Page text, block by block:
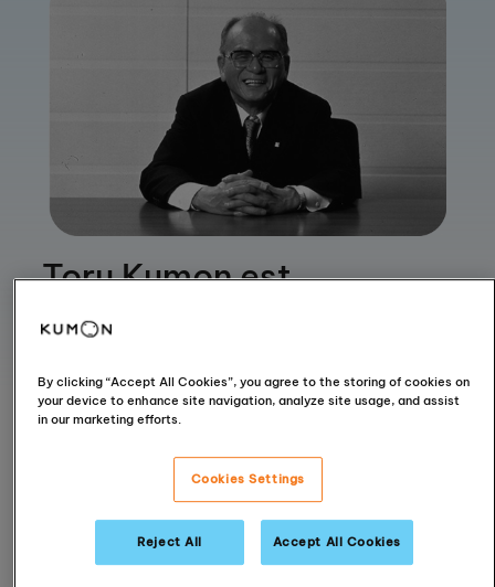
Toru Kumon est
convaincu que les
enseignants ont la
responsabilité de
favoriser un
apprentissage
autonome chez les
enfants.
By clicking “Accept All Cookies”, you agree to the storing of cookies on
your device to enhance site navigation, analyze site usage, and assist
in our marketing efforts.
Cookies Settings
Reject All Accept All Cookies